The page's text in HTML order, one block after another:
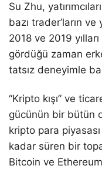
Su Zhu,
bazı trader’ların ve
2018 ve 2019
gördüğü zaman
tatsız deneyimle
“Kripto kışı” ve
gücünün bir bütün
kripto para piyasası
kadar süren bir
Bitcoin ve